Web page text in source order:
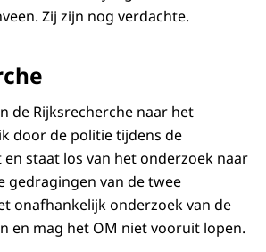
Zij zijn nog verdachte.
de Rijksrecherche naar het
door de politie tijdens de
staat los van het onderzoek naar
gedragingen van de twee
onafhankelijk onderzoek van de
en mag het OM niet vooruit lopen.